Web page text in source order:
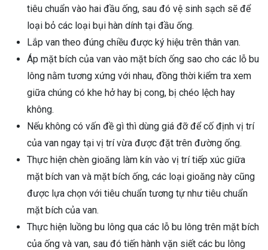
tiêu chuẩn vào hai đầu ống, sau đó vệ sinh sạch sẽ để
loại bỏ các loại bụi hàn dính tại đầu ống.
Lắp van theo đúng chiều được ký hiệu trên thân van.
Áp mặt bích của van vào mặt bích ống sao cho các lỗ bu
lông nằm tương xứng với nhau, đồng thời kiểm tra xem
giữa chúng có khe hở hay bị cong, bị chéo lệch hay
không.
Nếu không có vấn đề gì thì dùng giá đỡ để cố định vị trí
của van ngay tại vị trí vừa được đặt trên đường ống.
Thực hiện chèn gioăng làm kín vào vị trí tiếp xúc giữa
mặt bích van và mặt bích ống, các loại gioăng này cũng
được lựa chọn với tiêu chuẩn tương tự như tiêu chuẩn
mặt bích của van.
Thực hiện luồng bu lông qua các lỗ bu lông trên mặt bích
của ống và van, sau đó tiến hành vặn siết các bu lông